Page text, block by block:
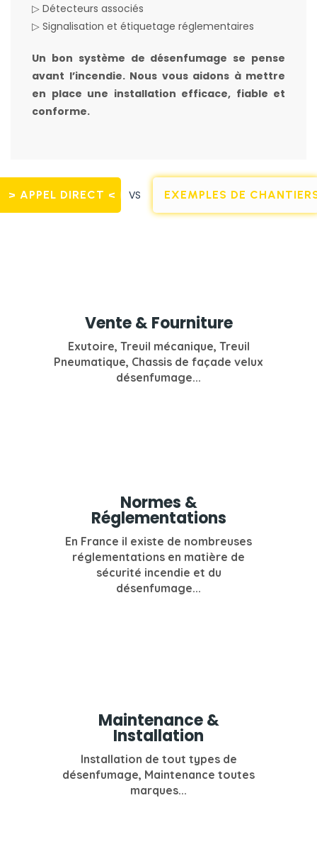
▷ Détecteurs associés
▷ Signalisation et étiquetage réglementaires
Un bon système de désenfumage se pense
avant l’incendie. Nous vous aidons à mettre
en place une installation efficace, fiable et
conforme.
> APPEL DIRECT < VS EXEMPLES DE
Vente & Fourniture
Exutoire, Treuil mécanique, Treuil
Pneumatique, Chassis de façade velux
désenfumage...
Normes &
Réglementations
En France il existe de nombreuses
réglementations en matière de
sécurité incendie et du
désenfumage...
Maintenance &
Installation
Installation de tout types de
désenfumage, Maintenance toutes
marques...